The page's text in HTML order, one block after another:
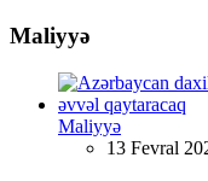
Maliyyə
Maliyyə
13 Fevral